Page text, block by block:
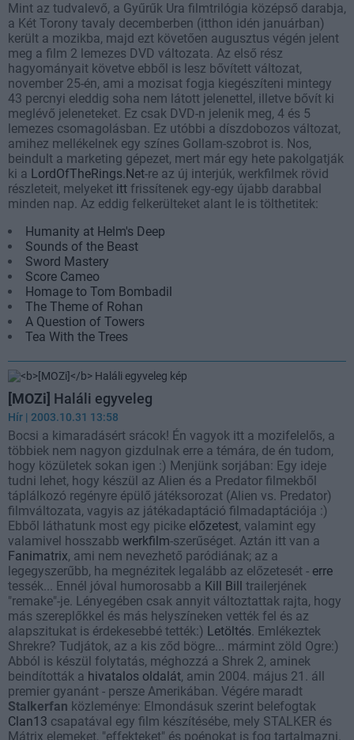
Mint az tudvalevő, a Gyűrűk Ura filmtrilógia középső darabja,
a Két Torony tavaly decemberben (itthon idén januárban)
került a mozikba, majd ezt követően augusztus végén jelent
meg a film 2 lemezes DVD változata. Az első rész
hagyományait követve ebből is lesz bővített változat,
november 25-én, ami a mozisat fogja kiegészíteni mintegy
43 percnyi eleddig soha nem látott jelenettel, illetve bővít ki
meglévő jeleneteket. Ez csak DVD-n jelenik meg, 4 és 5
lemezes csomagolásban. Ez utóbbi a díszdobozos változat,
amihez mellékelnek egy színes Gollam-szobrot is. Nos,
beindult a marketing gépezet, mert már egy hete pakolgatják
ki a LordOfTheRings.Net-re az új interjúk, werkfilmek rövid
részleteit, melyeket itt frissítenek egy-egy újabb darabbal
minden nap. Az eddig felkerülteket alant le is tölthetitek:
Humanity at Helm's Deep
Sounds of the Beast
Sword Mastery
Score Cameo
Homage to Tom Bombadil
The Theme of Rohan
A Question of Towers
Tea With the Trees
[MOZi] Haláli egyveleg
Hír | 2003.10.31 13:58
Bocsi a kimaradásért srácok! Én vagyok itt a mozifelelős, a
többiek nem nagyon gizdulnak erre a témára, de én tudom,
hogy közületek sokan igen :) Menjünk sorjában: Egy ideje
tudni lehet, hogy készül az Alien és a Predator filmekből
táplálkozó regényre épülő játéksorozat (Alien vs. Predator)
filmváltozata, vagyis az játékadaptáció filmadaptációja :)
Ebből láthatunk most egy picike előzetest, valamint egy
valamivel hosszabb werkfilm-szerűséget. Aztán itt van a
Fanimatrix, ami nem nevezhető paródiának; az a
legegyszerűbb, ha megnézitek legalább az előzetesét - erre
tessék... Ennél jóval humorosabb a Kill Bill
trailerjének
"remake"-je. Lényegében csak annyit változtattak rajta, hogy
más szereplőkkel és más helyszíneken vették fel és az
alapszitukat is érdekesebbé tették:) Letöltés. Emlékeztek
Shrekre? Tudjátok, az a kis ződ bögre... mármint zöld Ogre:)
Abból is készül folytatás, méghozzá a Shrek 2, aminek
beindították a hivatalos oldalát, amin 2004. május 21. áll
premier gyanánt - persze Amerikában. Végére maradt
Stalkerfan közleménye: Elmondásuk szerint belefogtak
Clan13 csapatával egy film készítésébe, mely STALKER és
Mátrix elemeket, "effekteket" és poénokat is fog tartalmazni.